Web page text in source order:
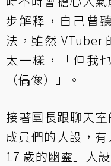
步解釋，自己曾
法，雖然 VTuber
太一樣，「但我
（偶像）」。
接著團長跟聊天
成員們的人設，
17 歲的幽靈」人